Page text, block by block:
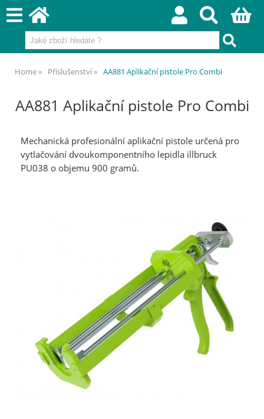
Home Příslušenství AA881 Aplikační pistole Pro Combi
AA881 Aplikační pistole Pro Combi
Mechanická profesionální aplikační pistole určená pro
vytlačování dvoukomponentního lepidla illbruck
PU038 o objemu 900 gramů.